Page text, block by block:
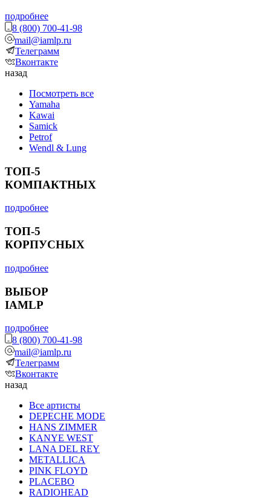
подробнее
8 (800) 700-41-98
mail@iamlp.ru
Телеграмм
Вконтакте
назад
Посмотреть все
Yamaha
Kawai
Samick
Petrof
Wendl & Lung
ТОП-5
КОМПАКТНЫХ
подробнее
ТОП-5
КОРПУСНЫХ
подробнее
ВЫБОР
IAMLP
подробнее
8 (800) 700-41-98
mail@iamlp.ru
Телеграмм
Вконтакте
назад
Все артисты
DEPECHE MODE
HANS ZIMMER
KANYE WEST
LANA DEL REY
METALLICA
PINK FLOYD
PLACEBO
RADIOHEAD